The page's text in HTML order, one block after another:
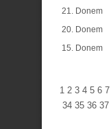
21. Donem
20. Donem
15. Donem
1 2 3 4 5 6 7
34 35 36 37